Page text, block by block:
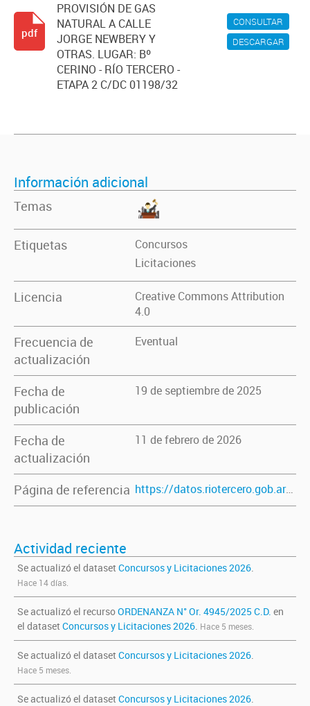
CONSULTAR
DESCARGAR
PROVISIÓN DE GAS
NATURAL A CALLE
JORGE NEWBERY Y
OTRAS. LUGAR: Bº
CERINO - RÍO TERCERO -
ETAPA 2 C/DC 01198/32
pdf
Información adicional
Temas
Etiquetas
Concursos
Licitaciones
Licencia
Creative Commons Attribution
4.0
Frecuencia de
actualización
Eventual
Fecha de
publicación
19 de septiembre de 2025
Fecha de
actualización
11 de febrero de 2026
Página de referencia https://datos.riotercero.gob.ar/dataset/concursos-y-licitaciones-2025
Actividad reciente
Se actualizó el dataset Concursos y Licitaciones 2026.
Hace 14 días.
Se actualizó el recursoORDENANZA N° Or. 4945/2025 C.D. en
el dataset Concursos y Licitaciones 2026. Hace 5 meses.
Se actualizó el dataset Concursos y Licitaciones 2026.
Hace 5 meses.
Se actualizó el dataset Concursos y Licitaciones 2026.